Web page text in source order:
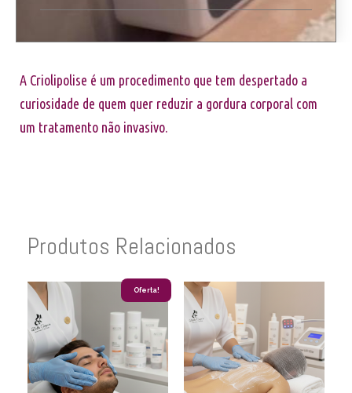
A Criolipolise é um procedimento que tem despertado a
curiosidade de quem quer reduzir a gordura corporal com
um tratamento não invasivo.
Produtos Relacionados
Oferta!